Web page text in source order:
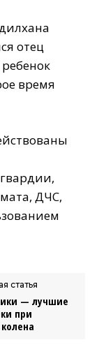
отец
время
ДЧС,
статья
— лучшие
при